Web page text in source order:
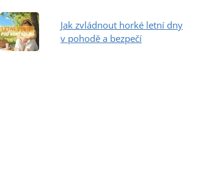
Jak zvládnout horké letní dny
v pohodě a bezpečí